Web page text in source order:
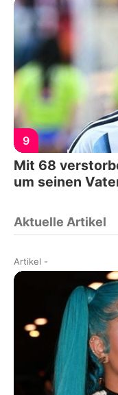
9
Mit 68
um seinen
Aktuelle Artikel
Artikel -